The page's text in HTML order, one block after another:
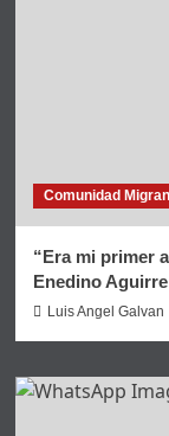
Comunidad
“Era mi primer
Enedino Aguirre
Luis Angel Galvan